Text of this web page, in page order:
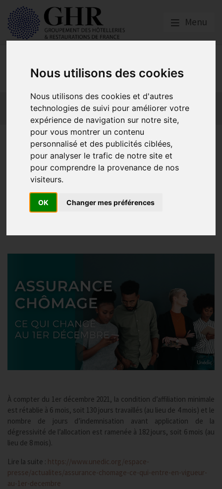
Nous utilisons des cookies
Nous utilisons des cookies et d'autres
technologies de suivi pour améliorer votre
expérience de navigation sur notre site,
pour vous montrer un contenu
personnalisé et des publicités ciblées,
pour analyser le trafic de notre site et
pour comprendre la provenance de nos
visiteurs.
OK Changer mes préférences
Menu
Handicap
Actualité 2026 Nos Métiers
Offres d’Emploi
Mission Handicap
Assurance chômage : ce qui
entre en vigueur au 1er
décembre
Actualité 2026
À compter du 1er décembre 2021, la condition d’affiliation minimale
est rétablie à 6 mois, soit 130 jours travaillés (au lieu de 4 mois) et le
nombre de jours d’indemnisation avant application de la
dégressivité de l’allocation est ramenée à 182 jours, soit 6 mois (au
lieu de 8 mois).
Lire la suite : https://www.unedic.org/espace-
presse/actualites/assurance-chomage-ce-qui-entre-en-vigueur-
au-1er-decembre